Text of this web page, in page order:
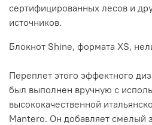
сертифицированных лесов и
источников.
Блокнот Shine, формата XS,
Переплет этого эффектного
был выполнен вручную с
высококачественной
Mantero. Он добавляет